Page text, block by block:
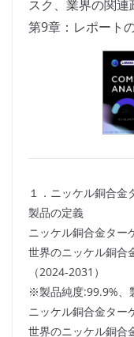
スク、業界の関連
第9章：レポート
１．ニッケル銅合金
製品の定義
ニッケル銅合金ター
世界のニッケル銅合
（2024-2031）
※製品純度:99.9%、
ニッケル銅合金ター
世界のニッケル銅合